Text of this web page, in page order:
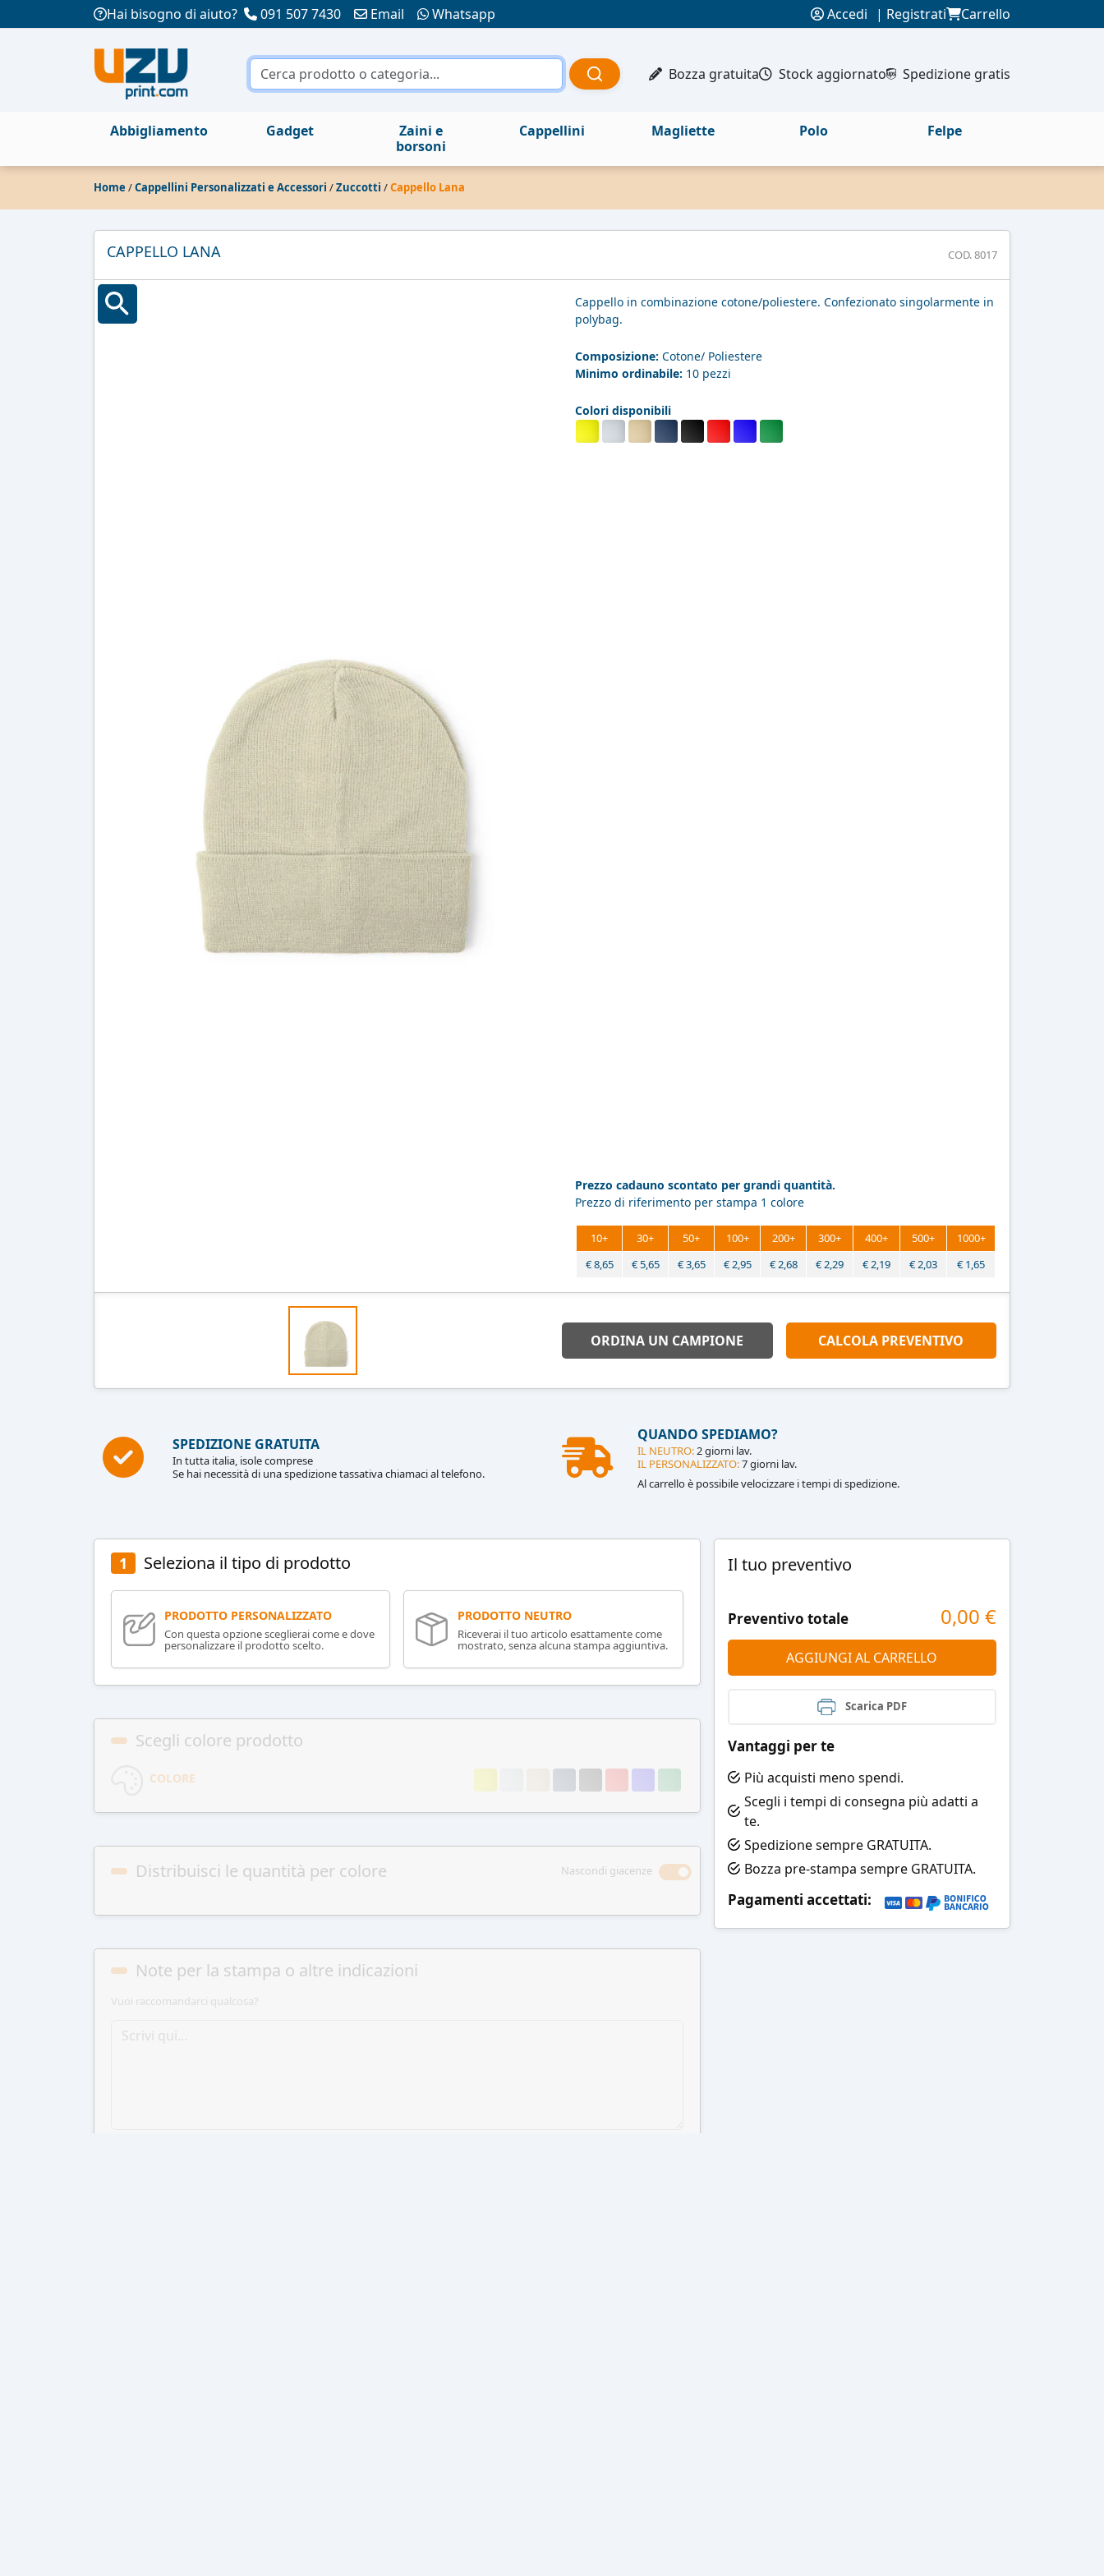
Hai bisogno di aiuto? 091 507 7430 Email Whatsapp Accedi | Registrati Carrello
Bozza gratuita Stock aggiornato Spedizione gratis
Abbigliamento Gadget
Zaini e
borsoni
Cappellini Magliette Polo Felpe
Home /Cappellini Personalizzati e Accessori /Zuccotti /Cappello Lana
CAPPELLO LANA COD. 8017
Cappello in combinazione cotone/poliestere. Confezionato singolarmente in
polybag.
Composizione: Cotone/ Poliestere
Minimo ordinabile: 10 pezzi
Colori disponibili
Prezzo cadauno scontato per grandi quantità.
Prezzo di riferimento per stampa 1 colore
10+ 30+ 50+ 100+ 200+ 300+ 400+ 500+
1000+
€8,65 €5,65 €3,65 €2,95 €2,68 €2,29 €2,19 €2,03 € 1,65
ORDINA UN CAMPIONE CALCOLA PREVENTIVO
SPEDIZIONE GRATUITA
In tutta italia, isole comprese
Se hai necessità di una spedizione tassativa chiamaci al telefono.
QUANDO SPEDIAMO?
IL NEUTRO:2 giorni lav.
IL PERSONALIZZATO:7 giorni lav.
Al carrello è possibile velocizzare i tempi di spedizione.
1 Seleziona il tipo di prodotto
PRODOTTO PERSONALIZZATO
Con questa opzione sceglierai come e dove
personalizzare il prodotto scelto.
PRODOTTO NEUTRO
Riceverai il tuo articolo esattamente come
mostrato, senza alcuna stampa aggiuntiva.
Scegli colore prodotto
COLORE
Distribuisci le quantità per colore Nascondi giacenze
Note per la stampa o altre indicazioni
Vuoi raccomandarci qualcosa?
Il tuo preventivo
Preventivo totale 0,00 €
AGGIUNGI AL CARRELLO
Scarica PDF
Vantaggi per te
Più acquisti meno spendi.
Scegli i tempi di consegna più adatti a
te.
Spedizione sempre GRATUITA.
Bozza pre-stampa sempre GRATUITA.
Pagamenti accettati: